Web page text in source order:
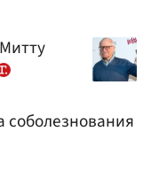
соболезнования